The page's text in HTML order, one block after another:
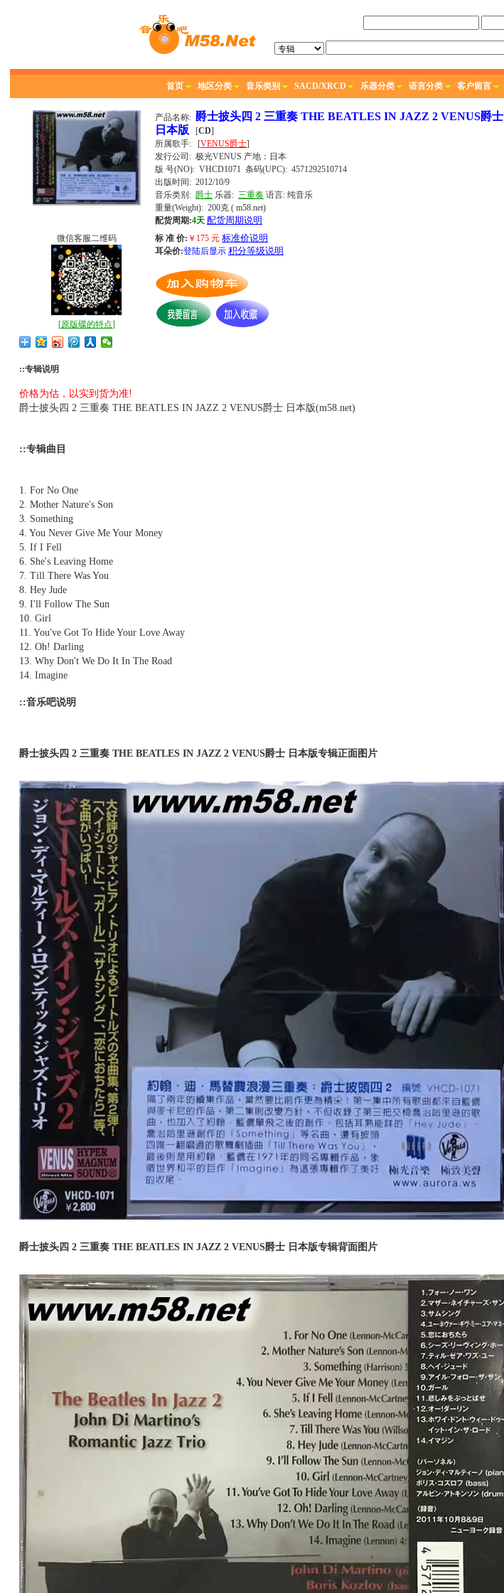
首页 地区分类 音乐类别 SACD/XRCD 乐器分类 语言分类 客户留言
产品名称: 爵士披头四 2 三重奏 THE BEATLES IN JAZZ 2 VENUS爵士
日本版 [CD]
所属歌手: [VENUS爵士]
发行公司: 极光VENUS 产地：日本
版 号(NO): VHCD1071 条码(UPC): 4571292510714
出版时间: 2012/10/9
音乐类别: 爵士 乐器: 三重奏 语言: 纯音乐
重量(Weight): 200克 ( m58.net)
配货周期:4天 配货周期说明
标 准 价: ￥ 175 元 标准价说明
耳朵价:登陆后显示 积分等级说明
微信客服二维码
[原版碟的特点]
::专辑说明
价格为估，以实到货为准!
爵士披头四 2 三重奏 THE BEATLES IN JAZZ 2 VENUS爵士 日本版(m58.net)
::专辑曲目
1. For No One
2. Mother Nature's Son
3. Something
4. You Never Give Me Your Money
5. If I Fell
6. She's Leaving Home
7. Till There Was You
8. Hey Jude
9. I'll Follow The Sun
10. Girl
11. You've Got To Hide Your Love Away
12. Oh! Darling
13. Why Don't We Do It In The Road
14. Imagine
::音乐吧说明
爵士披头四 2 三重奏 THE BEATLES IN JAZZ 2 VENUS爵士 日本版专辑正面图片
爵士披头四 2 三重奏 THE BEATLES IN JAZZ 2 VENUS爵士 日本版专辑背面图片